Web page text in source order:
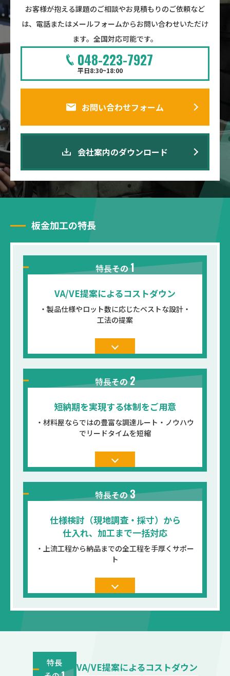
お客様が抱える課題のご相談やお見積もりのご依頼など
は、電話またはメールフォームからお問い合わせいただけ
ます。全国対応可能です。
048-223-7927
平日8:30~18:00
お問い合わせフォーム
会社案内のダウンロード
板金加工の特長
特長その1
VA/VE提案によるコストダウン
・製品仕様やロット数に応じたベストな設計・
工法の提案
特長その2
短納期を実現する体制をご用意
・材料屋ならではの豊富な調達ルート・ノウハウ
で リードタイムを短縮
特長その3
仕様検討（現地調査・採寸）から
仕入れ、加工まで一括対応
・上流工程から納品までの全工程を手厚くサポー
ト
特長
VA/VE提案によるコストダウン